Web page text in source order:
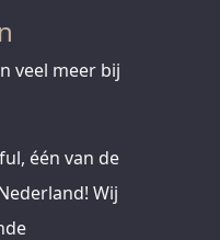
veel meer bij
één van de
Wij